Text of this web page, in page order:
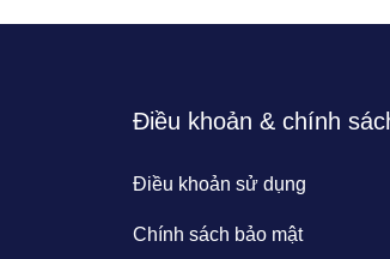
Điều khoản & chính
Điều khoản sử dụng
Chính sách bảo mật